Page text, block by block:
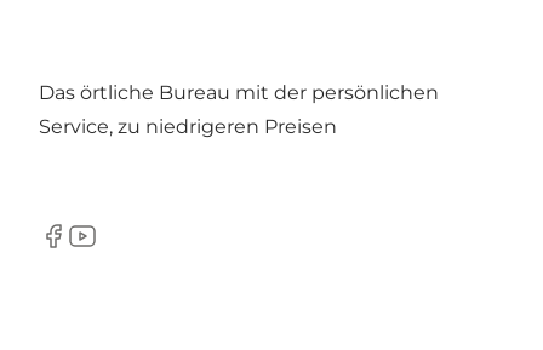
Das örtliche Bureau mit der persönlichen
Service, zu niedrigeren Preisen
Facebook
YouTube